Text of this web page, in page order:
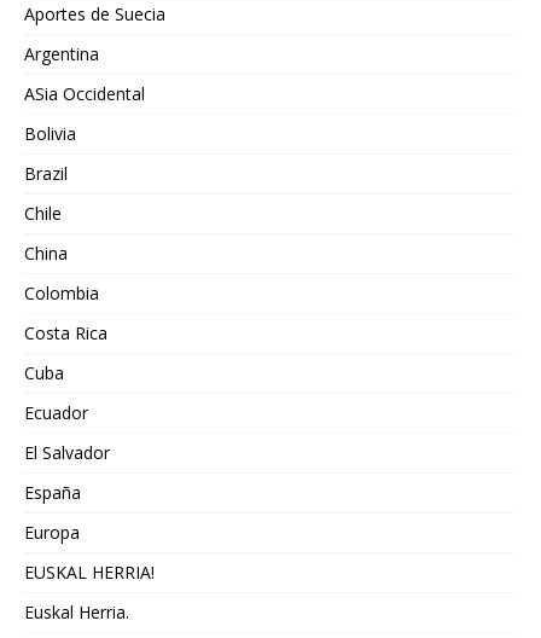
Aportes de Suecia
Argentina
ASia Occidental
Bolivia
Brazil
Chile
China
Colombia
Costa Rica
Cuba
Ecuador
El Salvador
España
Europa
EUSKAL HERRIA!
Euskal Herria.